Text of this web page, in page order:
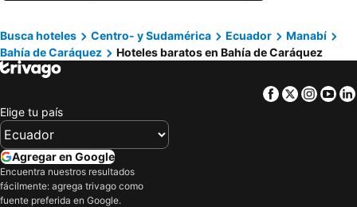
Hotel Palma
Coco Bongo Hostel
Hotel La Piedra
Casa Ceibo
Marinero Inn
Hotel El Rio
Vistazul Beachfront Condos
Hostal Puerto Polo
Coconut Surf Hostal Canoa
Hotel San Jacinto
Shantí Lodge
Busca hoteles Centro- y Sudamérica Ecuador
Manabí
Bahía de Caráquez
Hoteles baratos en Bahía de Caráquez
Facebook
Twitter
Elige tu país
Agregar en Google
Encuentra nuestros resultados
fácilmente: agrega trivago como
fuente preferida en Google.